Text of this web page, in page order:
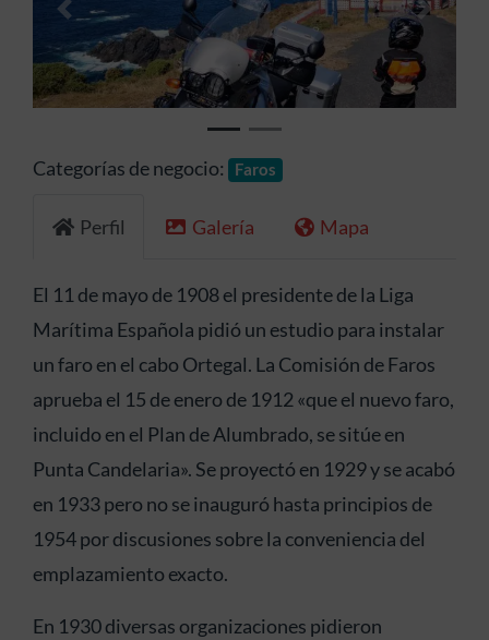
Anterior
Categorías de negocio: Faros
Perfil Galería Mapa
El 11 de mayo de 1908 el presidente de la Liga
Marítima Española pidió un estudio para instalar
un faro en el cabo Ortegal. La Comisión de Faros
aprueba el 15 de enero de 1912 «que el nuevo faro,
incluido en el Plan de Alumbrado, se sitúe en
Punta Candelaria». Se proyectó en 1929 y se acabó
en 1933 pero no se inauguró hasta principios de
1954 por discusiones sobre la conveniencia del
emplazamiento exacto.​
En 1930 diversas organizaciones pidieron